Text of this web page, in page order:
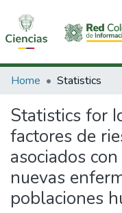
Communities &
All of DSpace
Home Statistics
Statistics for
factores de
asociados
nuevas
poblaciones